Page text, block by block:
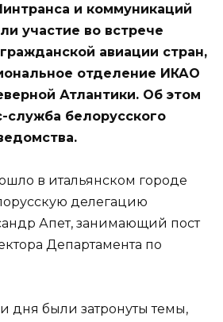
и коммуникаций
участие во встрече
авиации стран,
отделение ИКАО
Атлантики. Об этом
служба белорусского
в итальянском городе
делегацию
Апет, занимающий пост
Департамента по
дня были затронуты темы,